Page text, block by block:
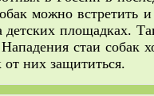
можно встретить
детских площадках.
стаи собак
них защититься.